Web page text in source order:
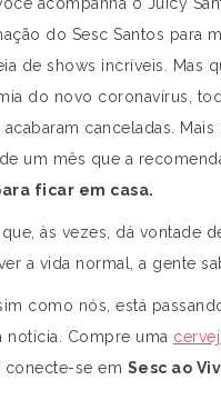
do Sesc Santos para
de shows incríveis. Mas
do novo coronavírus,
acabaram canceladas.
um mês que a
ficar em casa.
às vezes, dá vontade
a vida normal, a gente
como nós, está
notícia. Compre uma
conecte-se em Sesc ao